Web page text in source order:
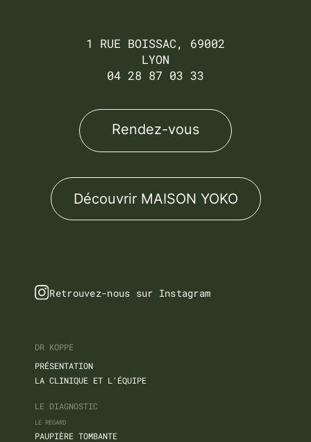
1 RUE BOISSAC, 69002
LYON
04 28 87 03 33
Rendez-vous
Découvrir MAISON YOKO
Retrouvez-nous sur Instagram
DR KOPPE
PRÉSENTATION
LA CLINIQUE ET L'ÉQUIPE
LE DIAGNOSTIC
LE REGARD
PAUPIÈRE TOMBANTE